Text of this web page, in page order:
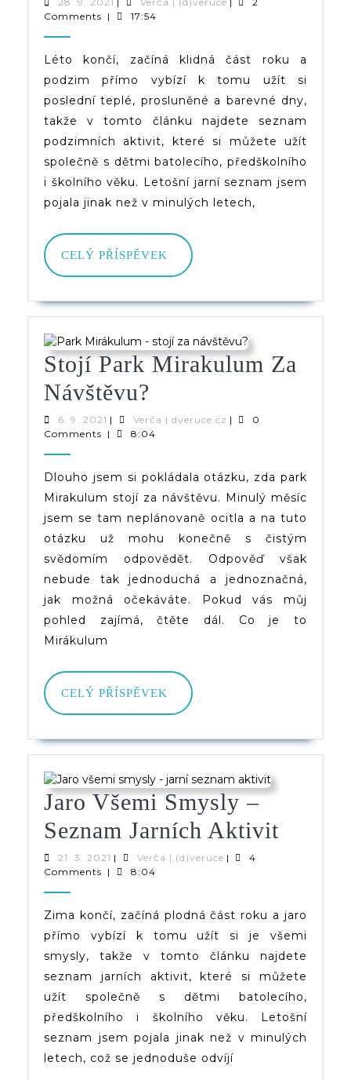
–
Seznam
Podzimních
Aktivit
9.
Comments | 17:54
Léto končí, začíná klidná část roku a
podzim přímo vybízí k tomu užít si
poslední teplé, prosluněné a barevné dny,
takže v tomto článku najdete seznam
podzimních aktivit, které si můžete užít
společně s dětmi batolecího, předškolního
i školního věku. Letošní jarní seznam jsem
pojala jinak než v minulých letech,
CELÝ PŘÍSPĚVEK
CELÝ
PŘÍSPĚVEK
Stojí Park Mirakulum Za
Návštěvu?
Park
Za
Návštěvu?
6. 9. 2021 6.
9.
| Verča | dveruce.cz Verča
|
0
Comments | 8:04
Dlouho jsem si pokládala otázku, zda park
Mirakulum stojí za návštěvu. Minulý měsíc
jsem se tam neplánovaně ocitla a na tuto
otázku už mohu konečně s čistým
svědomím odpovědět. Odpověď však
nebude tak jednoduchá a jednoznačná,
jak možná očekáváte. Pokud vás můj
pohled zajímá, čtěte dál. Co je to
Mirákulum
CELÝ PŘÍSPĚVEK
CELÝ
PŘÍSPĚVEK
Jaro Všemi Smysly –
Seznam Jarních Aktivit
–
Jarních
Aktivit
21. 3. 2021 21.
3.
| Verča | (d)veruceVerča
|
4
Comments | 8:04
Zima končí, začíná plodná část roku a jaro
přímo vybízí k tomu užít si je všemi
smysly, takže v tomto článku najdete
seznam jarních aktivit, které si můžete
užít společně s dětmi batolecího,
předškolního i školního věku. Letošní
seznam jsem pojala jinak než v minulých
letech, což se jednoduše odvíjí